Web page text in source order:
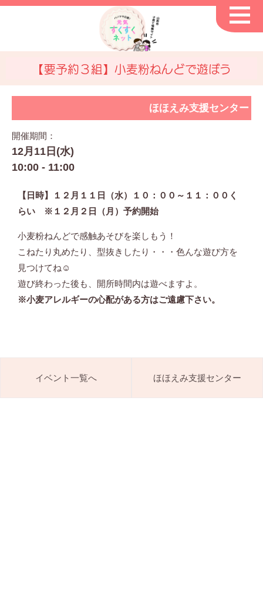
【要予約３組】小麦粉ねんどで遊ぼう
ほほえみ支援センター
開催期間：
12月11日(水)
10:00 - 11:00
【日時】１２月１１日（水）１０：００～１１：００く
らい ※１２月２日（月）予約開始
小麦粉ねんどで感触あそびを楽しもう！
こねたり丸めたり、型抜きしたり・・・色んな遊び方を
見つけてね☺
遊び終わった後も、開所時間内は遊べますよ。
※小麦アレルギーの心配がある方はご遠慮下さい。
イベント一覧へ ほほえみ支援センター